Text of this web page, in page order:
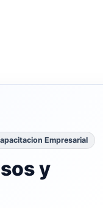
Empresarial
y